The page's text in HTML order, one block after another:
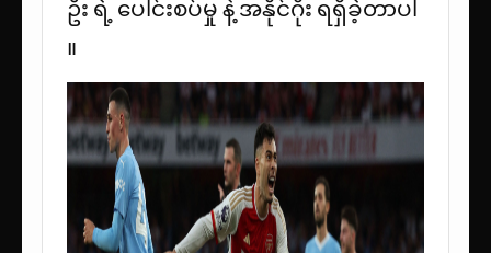
ဦး ရဲ့ ပေါင်းစပ်မှု နဲ့ အနိုင်ဂိုး ရရှိခဲ့တာပါ
။